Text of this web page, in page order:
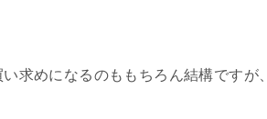
求めになるのももちろん結構ですが、